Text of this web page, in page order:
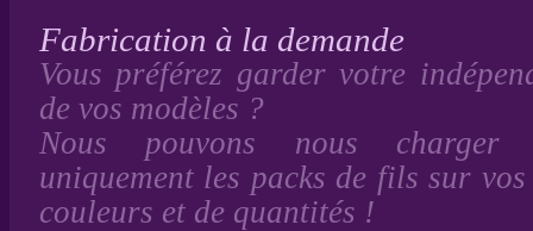
Fabrication à la demande
Vous préférez garder votre
de vos modèles ?
Nous pouvons nous charger
uniquement les packs de fils sur
couleurs et de quantités !